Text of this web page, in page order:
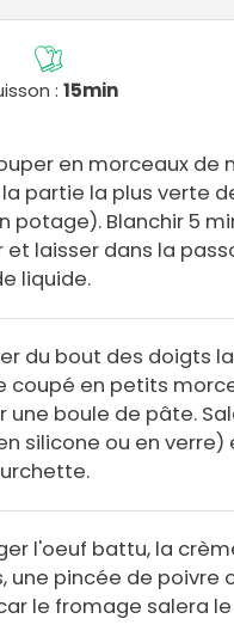
:15min
en morceaux de
partie la plus verte
potage). Blanchir 5
laisser dans la
liquide.
du bout des doigts
en petits
boule de pâte.
silicone ou en verre)
l'oeuf battu, la
pincée de poivre
le fromage salera le